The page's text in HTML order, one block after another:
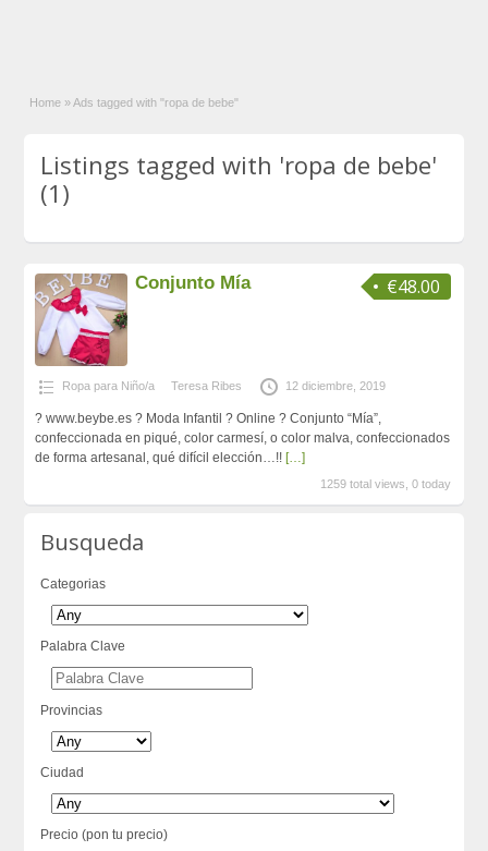
Home » Ads tagged with "ropa de bebe"
Listings tagged with 'ropa de bebe'
(1)
€48.00
Conjunto Mía
Ropa para Niño/a Teresa Ribes 12 diciembre, 2019
? www.beybe.es ? Moda Infantil ? Online ? Conjunto “Mía”,
confeccionada en piqué, color carmesí, o color malva, confeccionados
de forma artesanal, qué difícil elección…!! […]
1259 total views, 0 today
Busqueda
Categorias
Palabra Clave
Provincias
Ciudad
Precio (pon tu precio)